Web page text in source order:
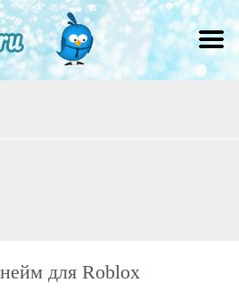
для Roblox